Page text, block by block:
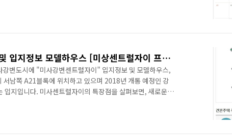
트럴자이 입지환경입니다. 미사강변신도시 A21블록의 입
린공원, 미사리조정경기장, 미사리승마공원 검단산, 남한..
미사강변센트럴자이 분양가 및 입지정보 모델하우스 [미상센트럴자이 프리미엄][분양공고]
변도시에 "미사강변센트럴자이" 입지정보 및 모델하우스,
남쪽 A21블록에 위치하고 있으며 2018년 개통 예정인 강
입지입니다. 미사센트럴자이의 특장점을 살펴보면, 새로운
우스 약도 및 주소입니다. 모델하우스 주소 : 서울특별시 강
게이션 찍으시면 됩니다. 상세 약도는 아래 참조. 미사강변센